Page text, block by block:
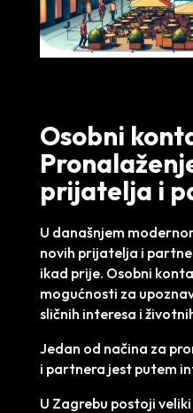
Osobni
prijatelja i
U današnjem
novih prijatelja i
ikad prije. Osobni
mogućnosti za
sličnih interesa i
Jedan od načina za
i partnera jest putem
U Zagrebu postoji